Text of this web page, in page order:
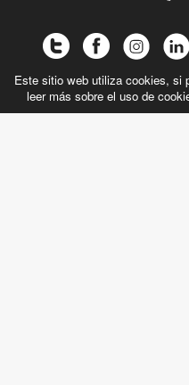
Este sitio web utiliza cookies, si
leer más sobre el uso de